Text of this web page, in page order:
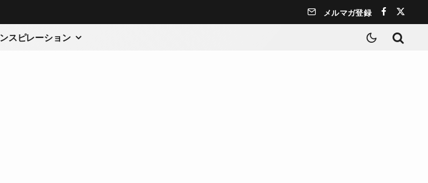
メルマガ登録
スピレーション